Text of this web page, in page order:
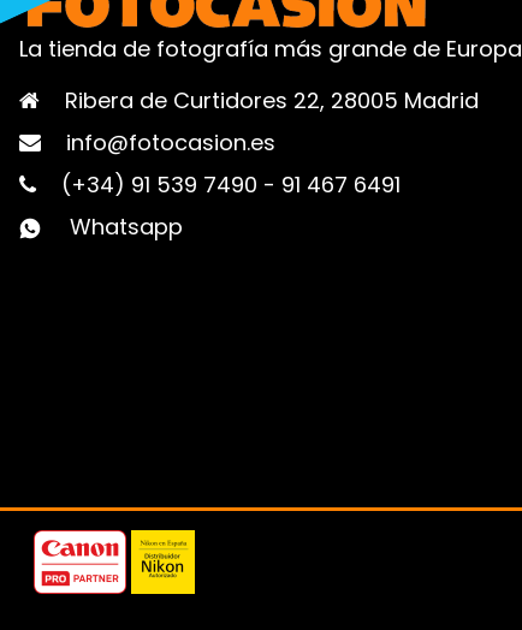
La tienda de fotografía más grande de Europa
Ribera de Curtidores 22, 28005 Madrid
info@fotocasion.es
(+34) 91 539 7490 - 91 467 6491
Whatsapp